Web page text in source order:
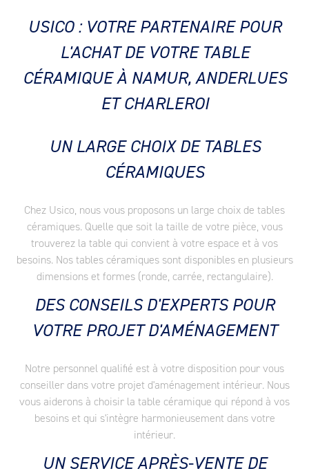
USICO : VOTRE PARTENAIRE POUR
L'ACHAT DE VOTRE TABLE
CÉRAMIQUE À NAMUR, ANDERLUES
ET CHARLEROI
UN LARGE CHOIX DE TABLES
CÉRAMIQUES
Chez Usico, nous vous proposons un large choix de tables
céramiques. Quelle que soit la taille de votre pièce, vous
trouverez la table qui convient à votre espace et à vos
besoins. Nos tables céramiques sont disponibles en plusieurs
dimensions et formes (ronde, carrée, rectangulaire).
DES CONSEILS D'EXPERTS POUR
VOTRE PROJET D'AMÉNAGEMENT
Notre personnel qualifié est à votre disposition pour vous
conseiller dans votre projet d'aménagement intérieur. Nous
vous aiderons à choisir la table céramique qui répond à vos
besoins et qui s'intègre harmonieusement dans votre
intérieur.
UN SERVICE APRÈS-VENTE DE